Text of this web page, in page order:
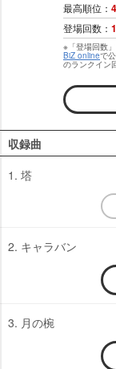
最高順位： 4
登場回数：
※「登場回数
BiZ onlineで
のランクイン
収録曲
1. 塔
2. キャラバン
3. 月の椀